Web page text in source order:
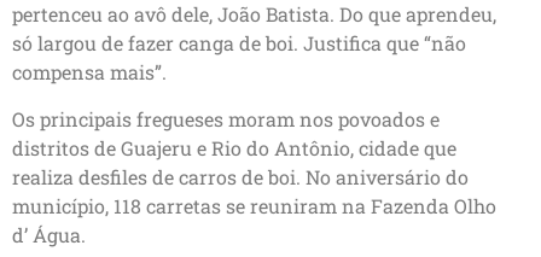
pertenceu ao avô dele, João Batista. Do que aprendeu,
só largou de fazer canga de boi. Justifica que “não
compensa mais”.
Os principais fregueses moram nos povoados e
distritos de Guajeru e Rio do Antônio, cidade que
realiza desfiles de carros de boi. No aniversário do
município, 118 carretas se reuniram na Fazenda Olho
d’ Água.